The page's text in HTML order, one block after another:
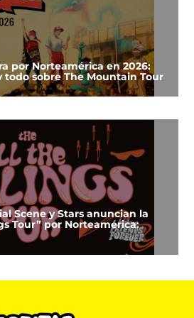
por Norteamérica en 2026:
todo sobre The Mountain Tour
Scene y Stars anuncian la
Tour” por Norteamérica: